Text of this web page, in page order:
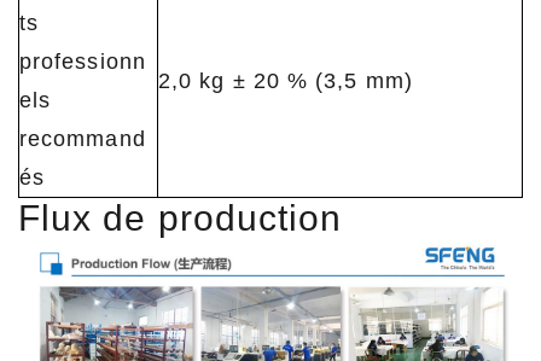
ts
professionn
els
recommand
és
2,0 kg ± 20 % (3,5 mm)
Flux de production